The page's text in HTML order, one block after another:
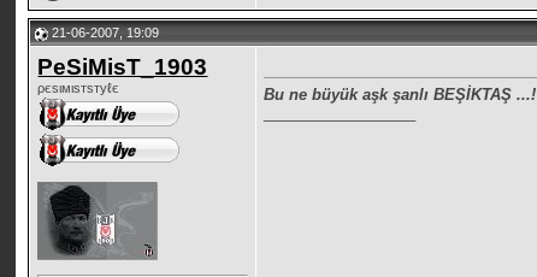
21-06-2007, 19:09
PeSiMisT_1903
ρєѕιмιѕтѕтуℓє
Bu ne büyük aşk şanlı BEŞİKTAŞ ...!